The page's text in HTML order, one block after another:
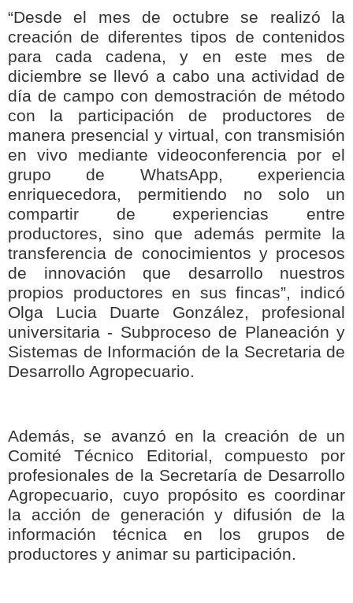
“Desde el mes de octubre se realizó la
creación de diferentes tipos de contenidos
para cada cadena, y en este mes de
diciembre se llevó a cabo una actividad de
día de campo con demostración de método
con la participación de productores de
manera presencial y virtual, con transmisión
en vivo mediante videoconferencia por el
grupo de WhatsApp, experiencia
enriquecedora, permitiendo no solo un
compartir de experiencias entre
productores, sino que además permite la
transferencia de conocimientos y procesos
de innovación que desarrollo nuestros
propios productores en sus fincas”, indicó
Olga Lucia Duarte González, profesional
universitaria - Subproceso de Planeación y
Sistemas de Información de la Secretaria de
Desarrollo Agropecuario.
Además, se avanzó en la creación de un
Comité Técnico Editorial, compuesto por
profesionales de la Secretaría de Desarrollo
Agropecuario, cuyo propósito es coordinar
la acción de generación y difusión de la
información técnica en los grupos de
productores y animar su participación.